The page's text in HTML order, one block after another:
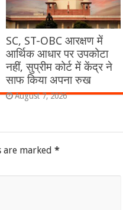
SC, ST-OBC आरक्षण में
आर्थिक आधार पर उपकोटा
नहीं, सुप्रीम कोर्ट में केंद्र ने
साफ किया अपना रुख
August 7, 2026
marked *